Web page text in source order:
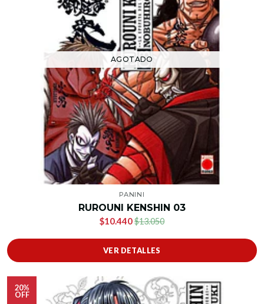
AGOTADO
PANINI
RUROUNI KENSHIN 03
$10.440$13.050
VER DETALLES
20%
OFF